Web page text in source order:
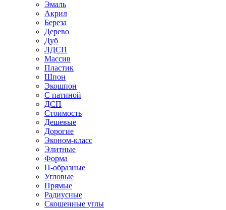
Эмаль
Акрил
Береза
Дерево
Дуб
ЛДСП
Массив
Пластик
Шпон
Экошпон
С патиной
ДСП
Стоимость
Дешевые
Дорогие
Эконом-класс
Элитные
Форма
П-образные
Угловые
Прямые
Радиусные
Скошенные углы